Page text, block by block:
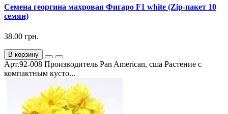
Семена георгина махровая Фигаро F1 white (Zip-пакет 10
семян)
38.00 грн.
В корзину
Арт.92-008 Производитель Pan American, сша Растение с
компактным кусто...